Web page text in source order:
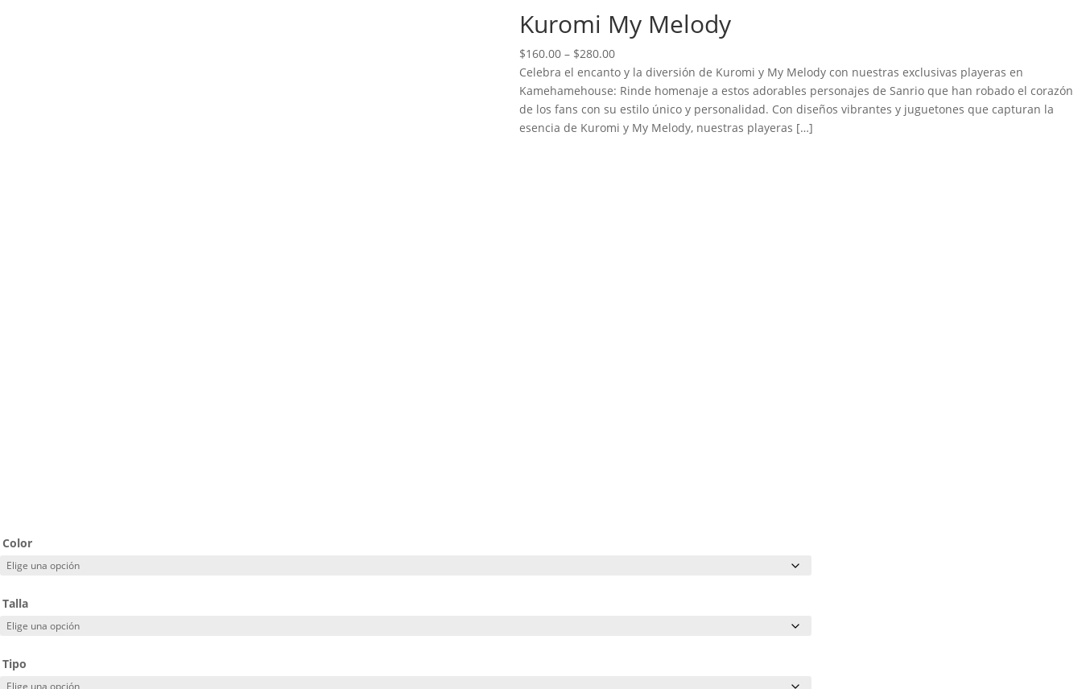
Kuromi My Melody
$160.00 – $280.00Price
range:
$160.00
through
$280.00
Celebra el encanto y la diversión de Kuromi y My Melody con nuestras exclusivas playeras en
Kamehamehouse: Rinde homenaje a estos adorables personajes de Sanrio que han robado el corazón
de los fans con su estilo único y personalidad. Con diseños vibrantes y juguetones que capturan la
esencia de Kuromi y My Melody, nuestras playeras […]
Color
Talla
Tipo